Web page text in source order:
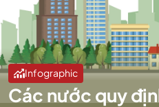
Infographic
Các nước quy